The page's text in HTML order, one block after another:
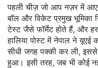
पहली चीज़ जो आप नज़र में
बॉल और विकेट प्रमुख भूमिका
टेस्ट जैसे फॉर्मेट होते हैं, और हर
हालिया पोस्ट में नेपाल ने
सीधी जगह पक्की कर ली,
हुआ। इसी तरह, जब भी कोई